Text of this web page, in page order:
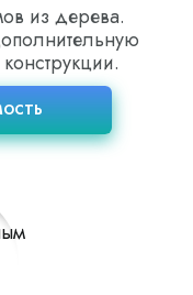
из дерева.